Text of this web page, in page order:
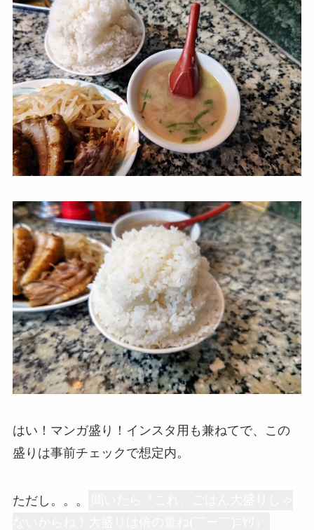
はい！マンガ盛り！インスタ用も兼ねてで、この
盛りは事前チェックで想定内。
ただし。。。